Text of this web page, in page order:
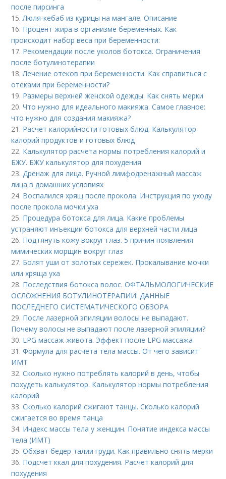
после пирсинга
15.Люля-кебаб из курицы на мангале. Описание
16. Процент жира в организме беременных. Как
происходит набор веса при беременности:
17. Рекомендации после уколов ботокса. Ограничения
после ботулинотерапии
18.Лечение отеков при беременности. Как справиться с
отеками при беременности?
19. Размеры верхней женской одежды. Как снять мерки
20.Что нужно для идеального макияжа. Самое главное:
что нужно для создания макияжа?
21. Расчет калорийности готовых блюд. Калькулятор
калорий продуктов и готовых блюд
22. Калькулятор расчета нормы потребления калорий и
БЖУ. БЖУ калькулятор для похудения
23.Дренаж для лица. Ручной лимфодренажный массаж
лица в домашних условиях
24. Воспалился хрящ после прокола. Инструкция по уходу
после прокола мочки уха
25. Процедура ботокса для лица. Какие проблемы
устраняют инъекции ботокса для верхней части лица
26. Подтянуть кожу вокруг глаз. 5 причин появления
мимических морщин вокруг глаз
27. Болят уши от золотых сережек. Прокалывание мочки
или хряща уха
28. Последствия ботокса волос. ОФТАЛЬМОЛОГИЧЕСКИЕ
ОСЛОЖНЕНИЯ БОТУЛИНОТЕРАПИИ: ДАННЫЕ
ПОСЛЕДНЕГО СИСТЕМАТИЧЕСКОГО ОБЗОРА
29. После лазерной эпиляции волосы не выпадают.
Почему волосы не выпадают после лазерной эпиляции?
30. LPG массаж живота. Эффект после LPG массажа
31.Формула для расчета тела массы. От чего зависит
ИМТ
32.Сколько нужно потреблять калорий в день, чтобы
похудеть калькулятор. Калькулятор нормы потребления
калорий
33.Сколько калорий сжигают танцы. Сколько калорий
сжигается во время танца
34. Индекс массы тела у женщин. Понятие индекса массы
тела (ИМТ)
35.Обхват бедер талии груди. Как правильно снять мерки
36. Подсчет ккал для похудения. Расчет калорий для
похудения